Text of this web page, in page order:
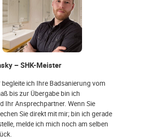
– SHK-Meister
begleite ich Ihre Badsanierung vom
bis zur Übergabe bin ich
Ihr Ansprechpartner. Wenn Sie
Sie direkt mit mir; bin ich gerade
melde ich mich noch am selben